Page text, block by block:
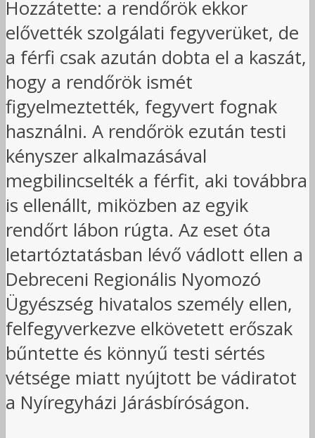
Hozzátette: a rendőrök ekkor
elővették szolgálati fegyverüket, de
a férfi csak azután dobta el a kaszát,
hogy a rendőrök ismét
figyelmeztették, fegyvert fognak
használni. A rendőrök ezután testi
kényszer alkalmazásával
megbilincselték a férfit, aki továbbra
is ellenállt, miközben az egyik
rendőrt lábon rúgta. Az eset óta
letartóztatásban lévő vádlott ellen a
Debreceni Regionális Nyomozó
Ügyészség hivatalos személy ellen,
felfegyverkezve elkövetett erőszak
bűntette és könnyű testi sértés
vétsége miatt nyújtott be vádiratot
a Nyíregyházi Járásbíróságon.